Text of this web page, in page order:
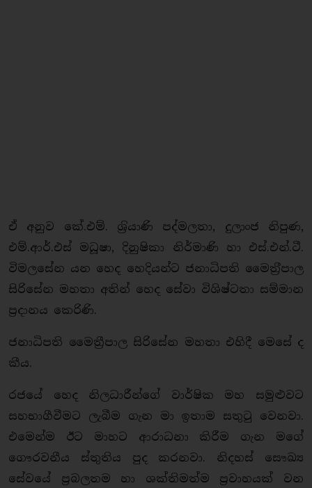
ඒ අනුව කේ.එම්. ශ‍්‍රියාණි පද්මලතා, දුලාංජ නිපුණ,
එම්.ආර්.එස් මධූෂා, දිනුෂිකා නිර්මාණි හා එස්.එන්.ටී.
විමලසේන යන හෙද හෙදියන්ට ජනාධිපති මෛත‍්‍රීපාල
සිරිසේන මහතා අතින් හෙද සේවා විශිෂ්ටතා සම්මාන
ප‍්‍රදානය කෙරිණි.
ජනාධිපති මෛතී‍්‍රපාල සිරිසේන මහතා එහිදී මෙසේ ද
කීය.
රජයේ හෙද නිලධාරීන්ගේ වාර්ෂික මහ සමුළුවට
සහභාගීවීමට ලැබීම ගැන මා ඉතාම සතුටු වෙනවා.
එමෙන්ම ඊට මාහට ආරාධනා කිරීම ගැන මගේ
ගෞරවනීය ස්තුතිය පුද කරනවා. නිදහස් සෞඛ්‍ය
සේවයේ ප‍්‍රබලතම හා ශක්තිමත්ම ප‍්‍රවාහයක් වන